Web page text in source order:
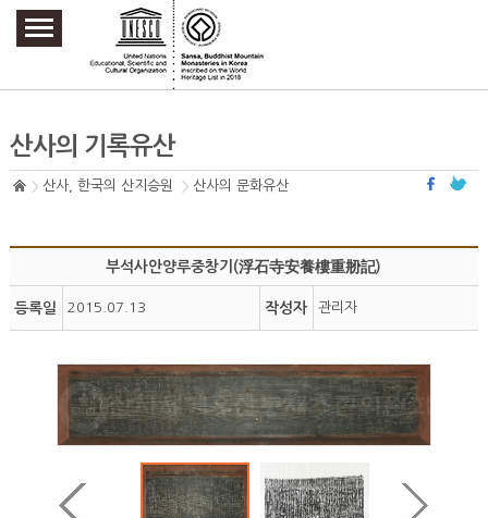
주요메뉴 바로가기
본문 바로가기
하단메뉴 바로가기
산사의 기록유산
산사, 한국의 산지승원 산사의 문화유산
부석사안양루중창기(浮石寺安養樓重刱記)
등록일 2015.07.13 작성자 관리자